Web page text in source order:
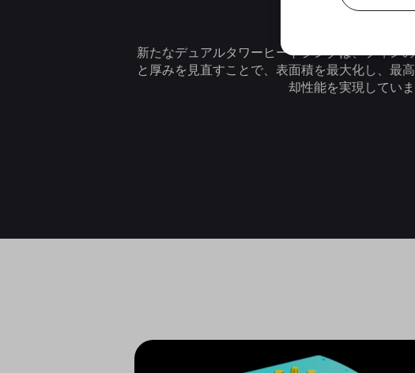
タ
新たなデュアルタワーヒートシンクは、フィン
と厚みを見直すことで、表面積を最大化し、最
却性能を実現していま